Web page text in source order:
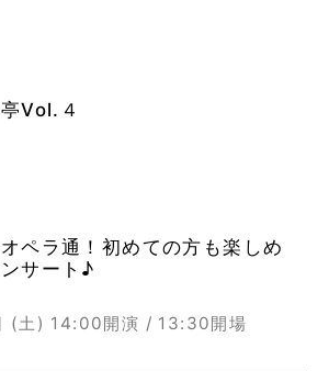
Vol.４
ペラ通！初めての方も楽しめ
サート♪
(土) 14:00開演 / 13:30開場